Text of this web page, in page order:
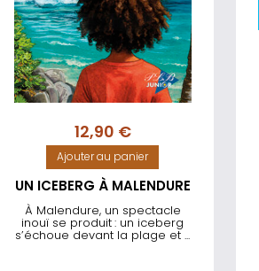
12,90 €
Ajouter au panier
UN ICEBERG À MALENDURE
À Malendure, un spectacle
inouï se produit : un iceberg
s’échoue devant la plage et ...